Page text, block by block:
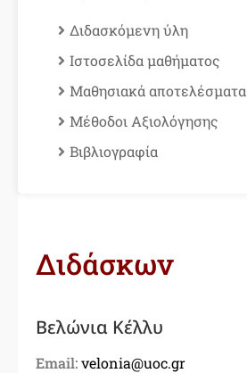
Διδάσκων
Βελώνια Κέλλυ
Email:velonia@uoc.gr
Διδασκόμενη ύλη
Ιστοσελίδα μαθήματος
Μαθησιακά αποτελέσματα
Μέθοδοι Aξιολόγησης
Βιβλιογραφία